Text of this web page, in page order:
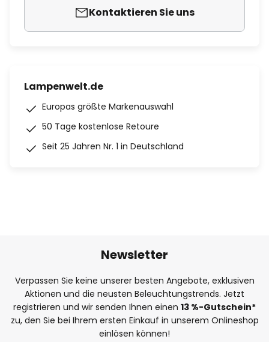
Kontaktieren Sie uns
Lampenwelt.de
Europas größte Markenauswahl
50 Tage kostenlose Retoure
Seit 25 Jahren Nr. 1 in Deutschland
Newsletter
Verpassen Sie keine unserer besten Angebote, exklusiven
Aktionen und die neusten Beleuchtungstrends. Jetzt
registrieren und wir senden Ihnen einen 13 %-Gutschein*
zu, den Sie bei Ihrem ersten Einkauf in unserem Onlineshop
einlösen können!